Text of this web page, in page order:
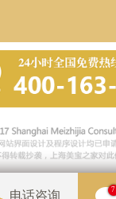
电话咨询 7